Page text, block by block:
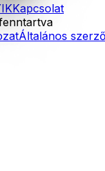
Kapcsolat
Általános